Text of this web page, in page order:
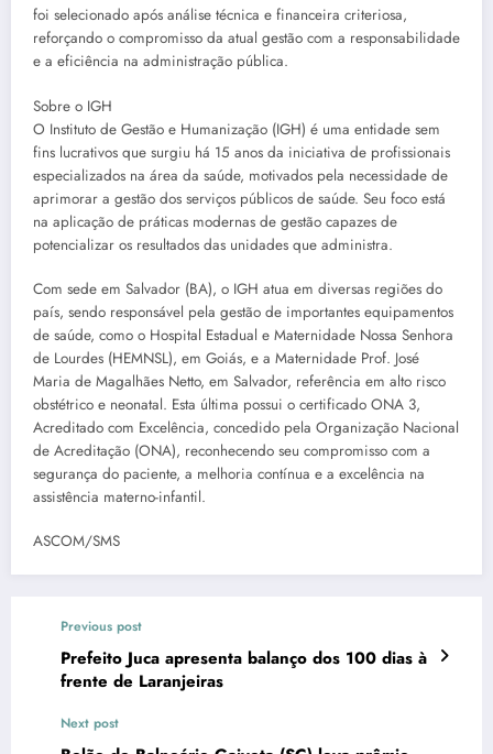
foi selecionado após análise técnica e financeira criteriosa,
reforçando o compromisso da atual gestão com a responsabilidade
e a eficiência na administração pública.
Sobre o IGH
O Instituto de Gestão e Humanização (IGH) é uma entidade sem
fins lucrativos que surgiu há 15 anos da iniciativa de profissionais
especializados na área da saúde, motivados pela necessidade de
aprimorar a gestão dos serviços públicos de saúde. Seu foco está
na aplicação de práticas modernas de gestão capazes de
potencializar os resultados das unidades que administra.
Com sede em Salvador (BA), o IGH atua em diversas regiões do
país, sendo responsável pela gestão de importantes equipamentos
de saúde, como o Hospital Estadual e Maternidade Nossa Senhora
de Lourdes (HEMNSL), em Goiás, e a Maternidade Prof. José
Maria de Magalhães Netto, em Salvador, referência em alto risco
obstétrico e neonatal. Esta última possui o certificado ONA 3,
Acreditado com Excelência, concedido pela Organização Nacional
de Acreditação (ONA), reconhecendo seu compromisso com a
segurança do paciente, a melhoria contínua e a excelência na
assistência materno-infantil.
ASCOM/SMS
Previous post
Prefeito Juca apresenta balanço dos 100 dias à
frente de Laranjeiras
Next post